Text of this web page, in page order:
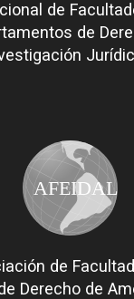
de
de
AFEIDAL
de
Derecho de